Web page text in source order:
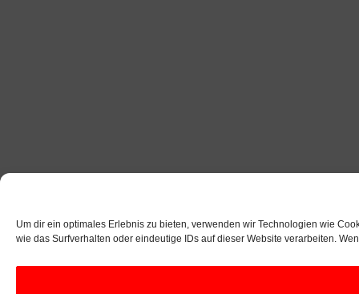
Um dir ein optimales Erlebnis zu bieten, verwenden wir Technologien wie
wie das Surfverhalten oder eindeutige IDs auf dieser Website verarbeiten.